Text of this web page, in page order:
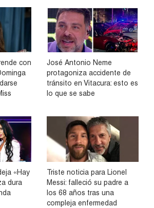
con
José Antonio Neme
protagoniza accidente de
tránsito en Vitacura: esto es
lo que se sabe
«Hay
dura
Triste noticia para Lionel
Messi: falleció su padre a
los 68 años tras una
compleja enfermedad